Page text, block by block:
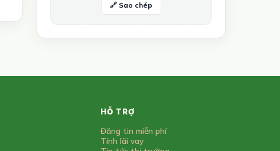
🔗 Sao chép
HỖ TRỢ
Đăng tin miễn phí
Tính lãi vay